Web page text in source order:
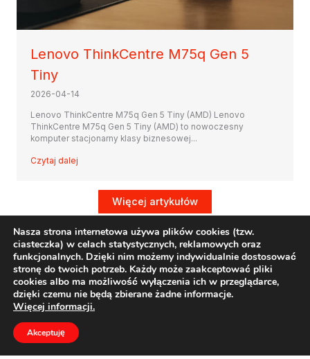
Lenovo ThinkCentre M75q Gen 5
Tiny
2026-04-14
Lenovo ThinkCentre M75q Gen 5 Tiny (AMD) Lenovo
ThinkCentre M75q Gen 5 Tiny (AMD) to nowoczesny
komputer stacjonarny klasy biznesowej...
Czytaj dalej
Więcej artykułów
Regulamin
Formularz kontaktowy
Nasza strona internetowa używa plików cookies (tzw.
ciasteczka) w celach statystycznych, reklamowych oraz
funkcjonalnych. Dzięki nim możemy indywidualnie dostosować
stronę do twoich potrzeb. Każdy może zaakceptować pliki
cookies albo ma możliwość wyłączenia ich w przeglądarce,
dzięki czemu nie będą zbierane żadne informacje.
Więcej informacji.
Akceptuję